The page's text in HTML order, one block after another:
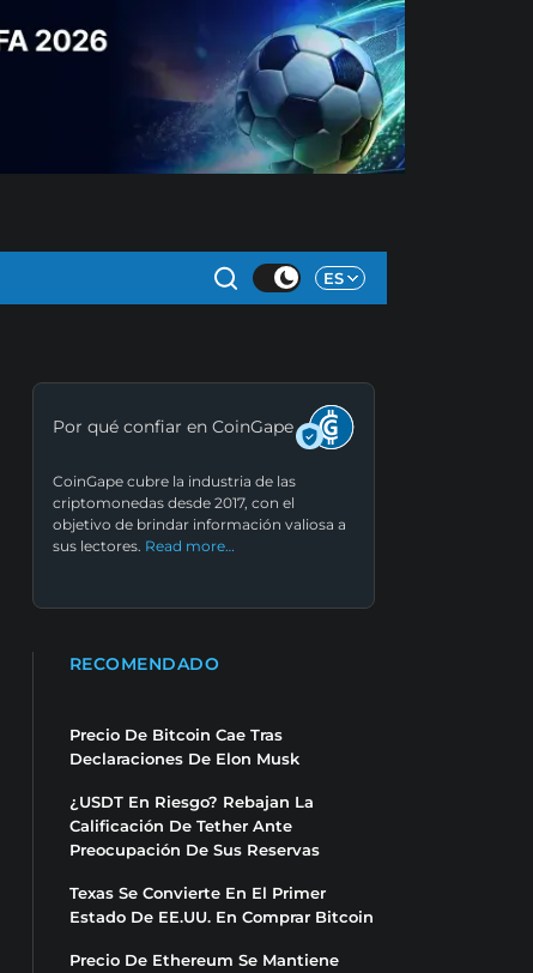
ES
Por qué confiar en CoinGape
CoinGape cubre la industria de las
criptomonedas desde 2017, con el
objetivo de brindar información valiosa a
sus lectores. Read more…
RECOMENDADO
Precio De Bitcoin Cae Tras
Declaraciones De Elon Musk
¿USDT En Riesgo? Rebajan La
Calificación De Tether Ante
Preocupación De Sus Reservas
Texas Se Convierte En El Primer
Estado De EE.UU. En Comprar Bitcoin
Precio De Ethereum Se Mantiene